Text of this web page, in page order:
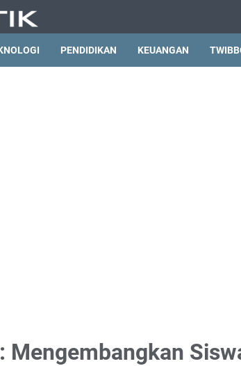
PENDIDIKAN KEUANGAN
Mengembangkan